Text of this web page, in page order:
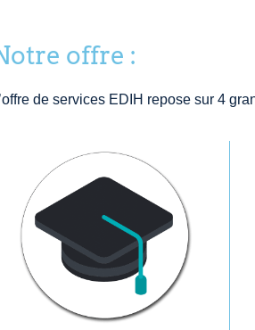
offre :
de services EDIH repose sur 4